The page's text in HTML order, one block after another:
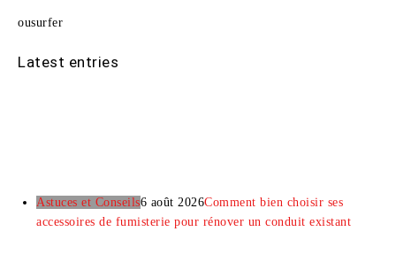
ousurfer
Latest entries
Astuces et Conseils6 août 2026Comment bien choisir ses
accessoires de fumisterie pour rénover un conduit existant